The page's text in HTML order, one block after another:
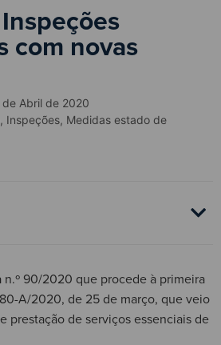
Inspeções
com novas
de Abril de 2020
, Inspeções, Medidas estado de
n.º 90/2020 que procede à primeira
A/2020, de 25 de março, que veio
prestação de serviços essenciais de